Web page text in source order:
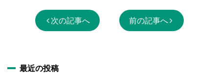
次の記事へ 前の記事へ
最近の投稿